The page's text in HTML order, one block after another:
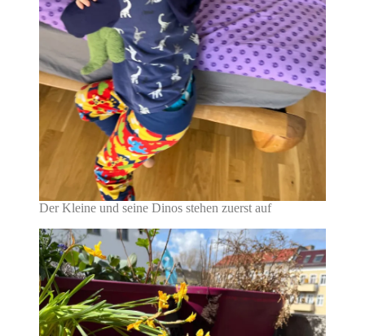
Der Kleine und seine Dinos stehen zuerst auf